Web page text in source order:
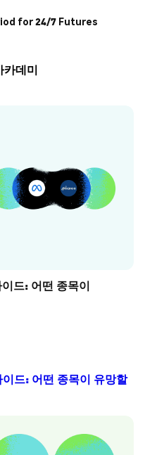
for 24/7 Futures
데미
드: 어떤 종목이
드: 어떤 종목이 유망할